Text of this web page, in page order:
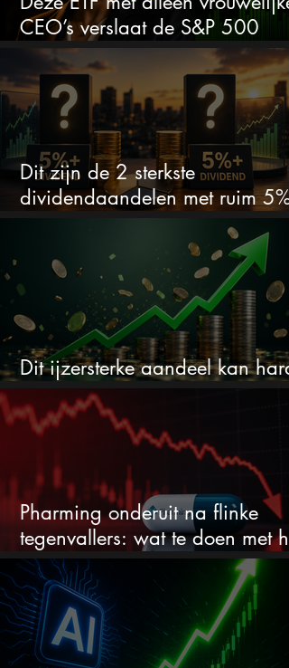
CEO’s verslaat de S&P 500
keihard
Dit zijn de 2 sterkste
dividendaandelen met ruim 5%
Dit ijzersterke aandeel kan hard
stijgen maar bijna niemand kijkt
Pharming onderuit na flinke
tegenvallers: wat te doen met
aandeel?